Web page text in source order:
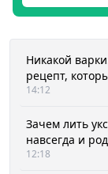
Никакой
рецепт,
14:12
Зачем лить
навсегда и
12:18